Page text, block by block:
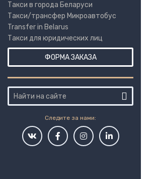
Такси в города Беларуси
Такси/трансфер Микроавтобус
Transfer in Belarus
Такси для юридических лиц
ФОРМА ЗАКАЗА
Следите за нами: